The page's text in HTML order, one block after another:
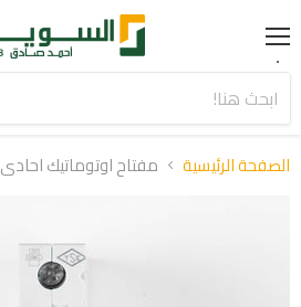
Menu
الصفحة الرئيسية مفتاح اوتوماتيك احادى 20 امبير سعة قطع 6 ك.أ